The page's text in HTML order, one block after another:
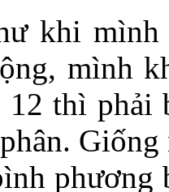
khi
mình
thì phải
phương